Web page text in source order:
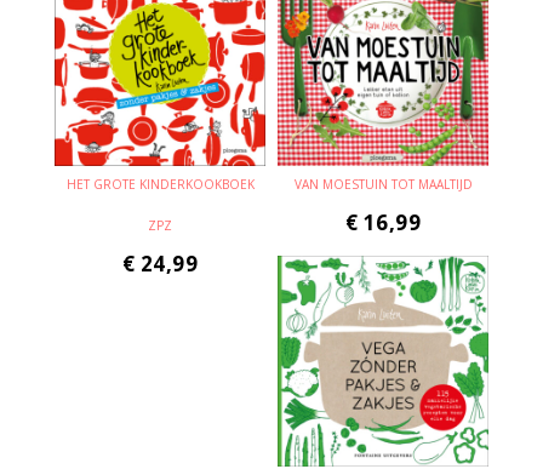
HET GROTE KINDERKOOKBOEK
ZPZ
€ 24,99
VAN MOESTUIN TOT MAALTIJD
€ 16,99